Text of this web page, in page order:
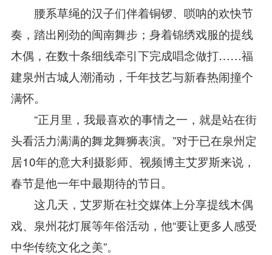
腰系草绳的汉子们伴着铜锣、唢呐的欢快节
奏，踏出刚劲的闽南舞步；身着锦绣戏服的提线
木偶，在数十条细线牵引下完成唱念做打……福
建泉州古城人潮涌动，千年技艺与新春热闹撞个
满怀。
“正月里，我最喜欢的事情之一，就是站在街
头看活力满满的舞龙舞狮表演。”对于已在泉州定
居10年的意大利摄影师、视频博主艾罗斯来说，
春节是他一年中最期待的节日。
这几天，艾罗斯在社交媒体上分享提线木偶
戏、泉州花灯展等年俗活动，他“要让更多人感受
中华传统文化之美”。